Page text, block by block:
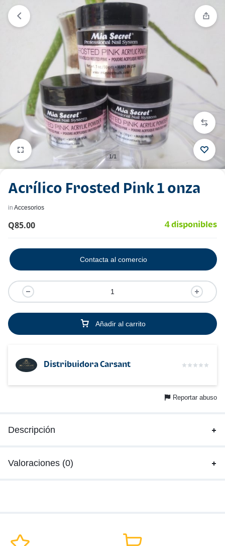
1/1
Acrílico Frosted Pink 1 onza
in Accesorios
Q85.00 4 disponibles
Añadir al carrito
Contacta al comercio
Distribuidora Carsant
Reportar abuso
Descripción
Valoraciones (0)